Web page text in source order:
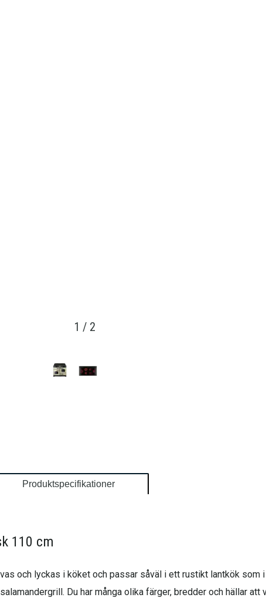
1 / 2
Produktspecifikationer
110 cm
och lyckas i köket och passar såväl i ett rustikt lantkök som
Du har många olika färger, bredder och hällar